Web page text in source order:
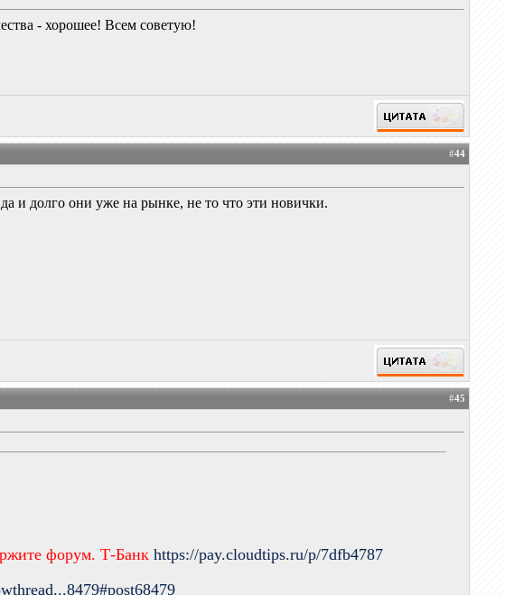
- хорошее! Всем советую!
#44
и долго они уже на рынке, не то что эти новички.
#45
форум. Т-Банкhttps://pay.cloudtips.ru/p/7dfb4787